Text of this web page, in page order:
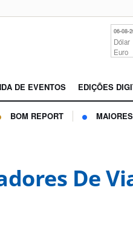
06-08-
Dólar
Euro
DE EVENTOS EDIÇÕES
BOM REPORT
De